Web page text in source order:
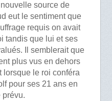
source de
eut le sentiment que
requis on avait
tandis que lui et ses
Il semblerait que
plus vus en dehors
lorsque le roi conféra
pour ses 21 ans en
prévu.